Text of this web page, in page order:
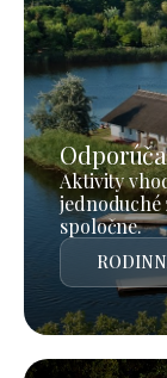
Aktivity
jednoduché
spoločne.